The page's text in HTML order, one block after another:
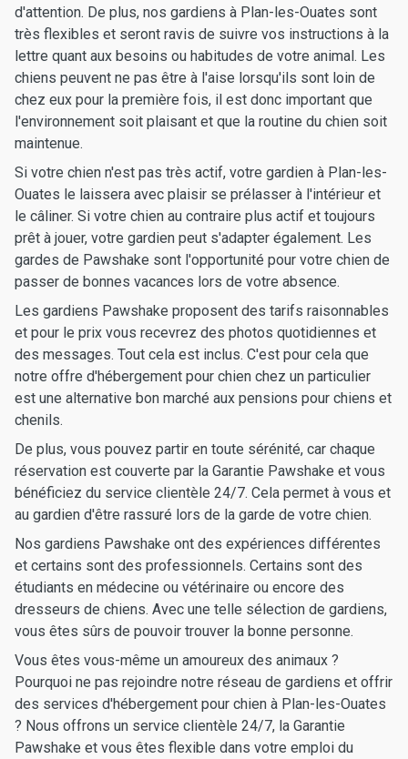
d'attention. De plus, nos gardiens à Plan-les-Ouates sont
très flexibles et seront ravis de suivre vos instructions à la
lettre quant aux besoins ou habitudes de votre animal. Les
chiens peuvent ne pas être à l'aise lorsqu'ils sont loin de
chez eux pour la première fois, il est donc important que
l'environnement soit plaisant et que la routine du chien soit
maintenue.
Si votre chien n'est pas très actif, votre gardien à Plan-les-
Ouates le laissera avec plaisir se prélasser à l'intérieur et
le câliner. Si votre chien au contraire plus actif et toujours
prêt à jouer, votre gardien peut s'adapter également. Les
gardes de Pawshake sont l'opportunité pour votre chien de
passer de bonnes vacances lors de votre absence.
Les gardiens Pawshake proposent des tarifs raisonnables
et pour le prix vous recevrez des photos quotidiennes et
des messages. Tout cela est inclus. C'est pour cela que
notre offre d'hébergement pour chien chez un particulier
est une alternative bon marché aux pensions pour chiens et
chenils.
De plus, vous pouvez partir en toute sérénité, car chaque
réservation est couverte par la Garantie Pawshake et vous
bénéficiez du service clientèle 24/7. Cela permet à vous et
au gardien d'être rassuré lors de la garde de votre chien.
Nos gardiens Pawshake ont des expériences différentes
et certains sont des professionnels. Certains sont des
étudiants en médecine ou vétérinaire ou encore des
dresseurs de chiens. Avec une telle sélection de gardiens,
vous êtes sûrs de pouvoir trouver la bonne personne.
Vous êtes vous-même un amoureux des animaux ?
Pourquoi ne pas rejoindre notre réseau de gardiens et offrir
des services d'hébergement pour chien à Plan-les-Ouates
? Nous offrons un service clientèle 24/7, la Garantie
Pawshake et vous êtes flexible dans votre emploi du